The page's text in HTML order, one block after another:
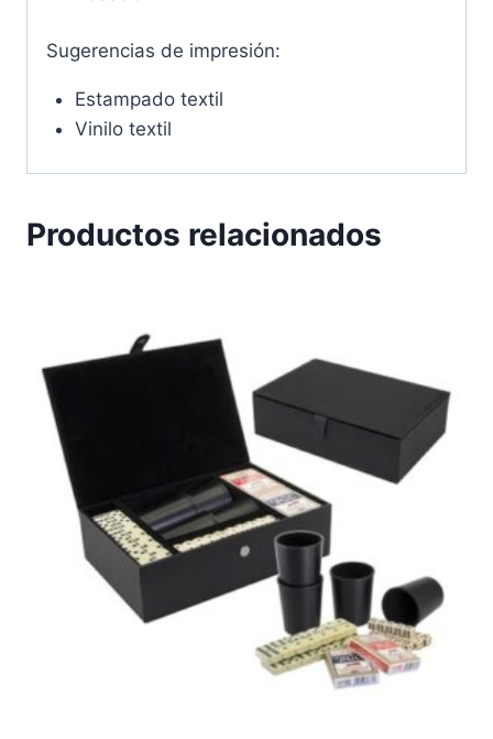
Sugerencias de impresión:
Estampado textil
Vinilo textil
Productos relacionados